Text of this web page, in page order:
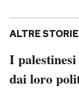
ALTRE STORIE
I
dai loro